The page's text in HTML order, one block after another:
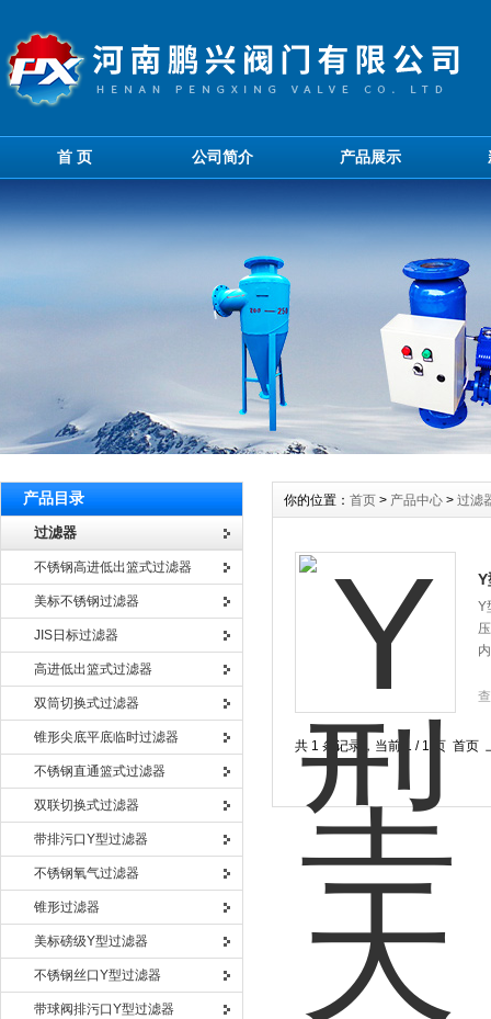
首 页 公司简介 产品展示
产品目录
过滤器
不锈钢高进低出篮式过滤器
美标不锈钢过滤器
JIS日标过滤器
高进低出篮式过滤器
双筒切换式过滤器
锥形尖底平底临时过滤器
不锈钢直通篮式过滤器
双联切换式过滤器
带排污口Y型过滤器
不锈钢氧气过滤器
锥形过滤器
美标磅级Y型过滤器
不锈钢丝口Y型过滤器
带球阀排污口Y型过滤器
你的位置： 首页 > 产品中心 > 过滤
Y
Y
共 1 条记录，当前 1 / 1 页 首页